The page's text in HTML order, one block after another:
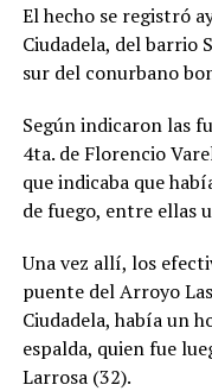
El hecho se registró
Ciudadela, del barrio
sur del conurbano
Según indicaron las
4ta. de Florencio
que indicaba que
de fuego, entre ellas
Una vez allí, los
puente del Arroyo
Ciudadela, había un
espalda, quien fue
Larrosa (32).